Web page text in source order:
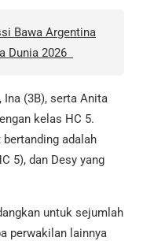
Bawa Argentina
Dunia 2026
Ina (3B), serta Anita
kelas HC 5.
adalah
5), dan Desy yang
untuk sejumlah
perwakilan lainnya